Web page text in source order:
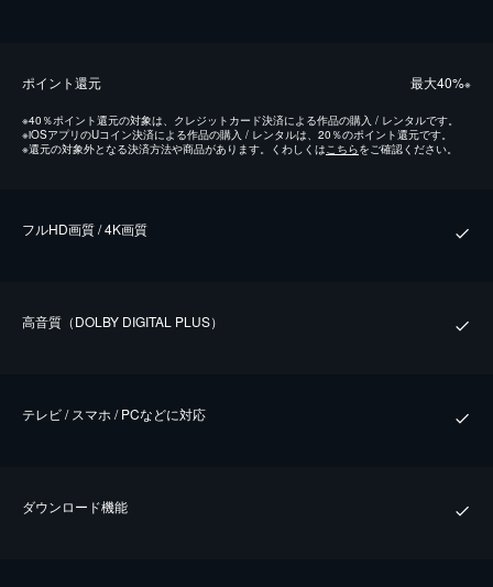
ポイント還元 最⼤40%※
※40％ポイント還元の対象は、クレジットカード決済による作品の購入 / レンタルです。
※iOSアプリのUコイン決済による作品の購入 / レンタルは、20％のポイント還元です。
※還元の対象外となる決済方法や商品があります。くわしくは こちらをご確認ください。
フルHD画質 / 4K画質
⾼⾳質（DOLBY DIGITAL PLUS）
テレビ / スマホ / PCなどに対応
ダウンロード機能